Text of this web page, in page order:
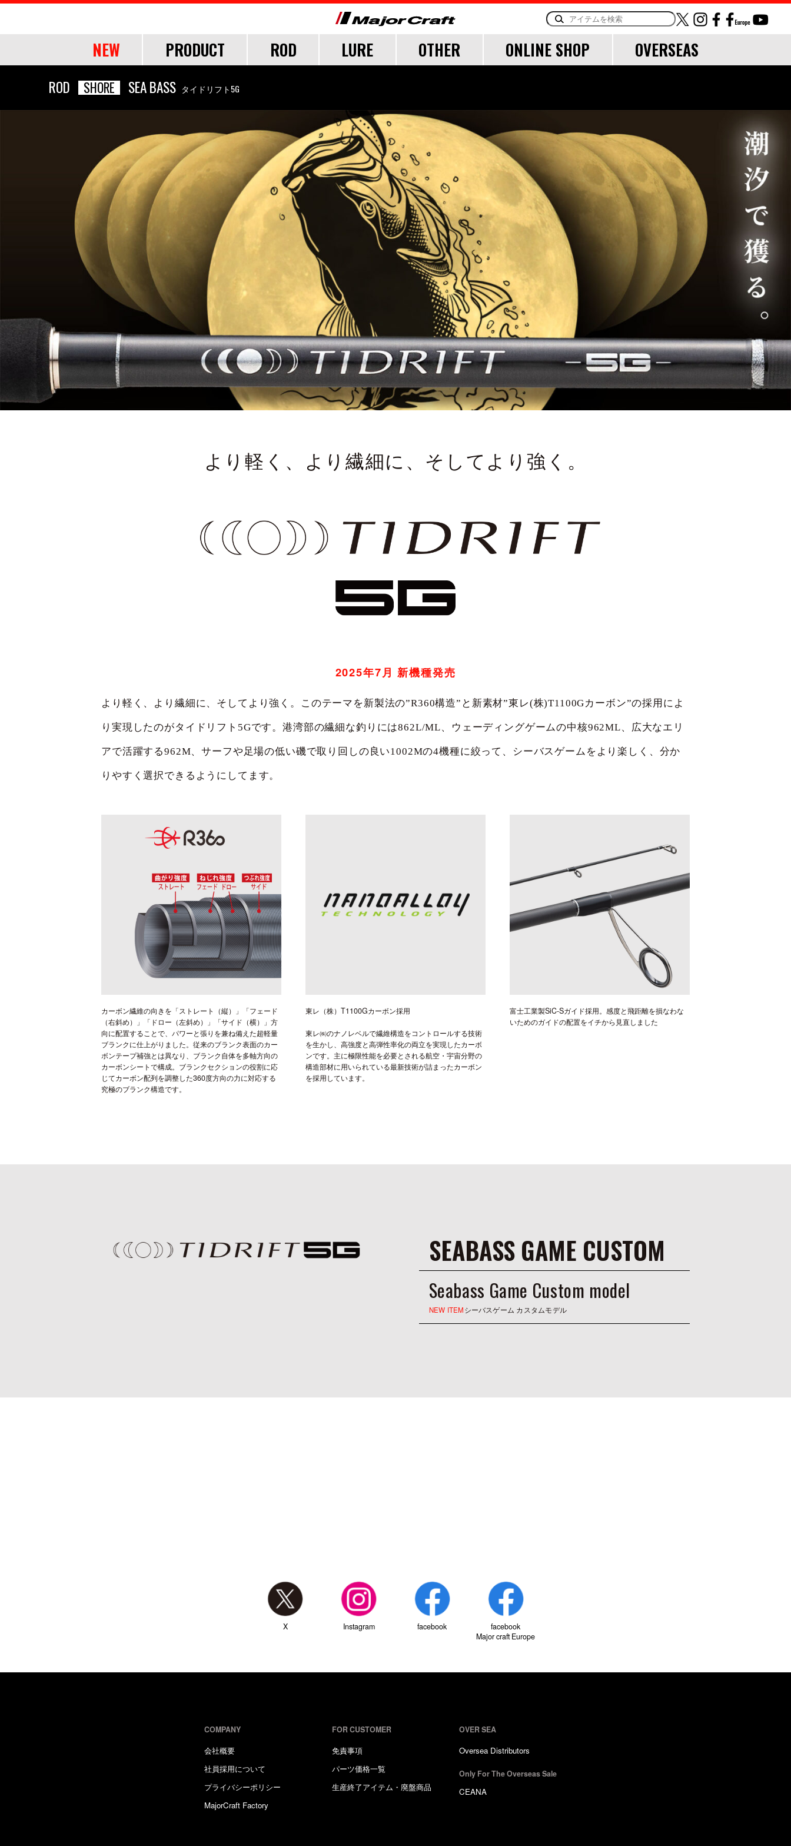
NEW PRODUCT
ショアジギング
ロックフィッシュ
パックロッド
OFFSHORE
ジギング
キャスティング
ティップラン
イカメタル・オモリグ
バチコンアジング
タイラバ・ひとつテンヤ
カワハギ
FRESH WATER
ネイティブトラウト
エリアトラウト
アユイング
LURE
SALT
ジグパラ
メタルジグ
ブレードジグ
ライトゲーム
ロックフィッシュ
イカメタル・オモリグ
バチコンアジング
タイラバ・ひとつテンヤ
プラグ
シーバス・サーフ
タチウオ
クロダイ
ラバージグ
LURE ITEMS
フック・ブレード
仕掛け・サビキ
ジグヘッド
FRESH WATER
OTHER
LINE・LEADER
道糸
リーダー
TOOL
ランディングツール
バッグ・ケース
ライフジャケット
アクセサリー
APPAREL
帽子
グローブ
ROD
ショアジギング
ロックフィッシュ
パックロッド
OFFSHORE
ジギング
キャスティング
ティップラン
イカメタル・オモリグ
バチコンアジング
タイラバ・ひとつテンヤ
カワハギ
FRESH WATER
ネイティブトラウト
エリアトラウト
アユイング
GRADE
LURE
メタルジグ
ブレードジグ
ライトゲーム
ロックフィッシュ
イカメタル・オモリグ
バチコンアジング
タイラバ・ひとつテンヤ
プラグ
シーバス・サーフ
タチウオ
クロダイ
ラバージグ
LURE ITEMS
フック・ブレード
仕掛け・サビキ
ジグヘッド
FRESH WATER
トラウト
OTHER
LINE・LEADER TOOL
ランディングツール
バッグ・ケース
ライフジャケット
アクセサリー
APPAREL
グローブ
ONLINE SHOP OVERSEAS
CEANA
OFFICIAL FAN CLUBCUSTOMERCATALOGUEMAJOR CRAFT FACTORY
ROD SHORE SEA BASS タイドリフト5G
より軽く、より繊細に、そしてより強く。
2025年7月 新機種発売
より軽く、より繊細に、そしてより強く。このテーマを新製法の”R360構造”と新素材”東レ(株)T1100Gカーボン”の採用によ
り実現したのがタイドリフト5Gです。港湾部の繊細な釣りには862L/ML、ウェーディングゲームの中核962ML、広大なエリ
アで活躍する962M、サーフや足場の低い磯で取り回しの良い1002Mの4機種に絞って、シーバスゲームをより楽しく、分か
りやすく選択できるようにしてます。
カーボン繊維の向きを「ストレート（縦）」「フェード
（右斜め）」「ドロー（左斜め）」「サイド（横）」方
向に配置することで、パワーと張りを兼ね備えた超軽量
ブランクに仕上がりました。従来のブランク表面のカー
ボンテープ補強とは異なり、ブランク自体を多軸方向の
カーボンシートで構成。ブランクセクションの役割に応
じてカーボン配列を調整した360度方向の力に対応する
究極のブランク構造です。
東レ（株）T1100Gカーボン採用
東レ㈱のナノレベルで繊維構造をコントロールする技術
を生かし、高強度と高弾性率化の両立を実現したカーボ
ンです。主に極限性能を必要とされる航空・宇宙分野の
構造部材に用いられている最新技術が詰まったカーボン
を採用しています。
富士工業製SiC-Sガイド採用。感度と飛距離を損なわな
いためのガイドの配置をイチから見直しました
SEABASS GAME CUSTOM
Seabass Game Custom model
NEW ITEMシーバスゲーム カスタムモデル
X Instagram facebook
facebook
Major craft Europe
COMPANY
会社概要
社員採用について
プライバシーポリシー
MajorCraft Factory
FOR CUSTOMER
免責事項
パーツ価格一覧
生産終了アイテム・廃盤商品
OVER SEA
Oversea Distributors
Only For The Overseas Sale
CEANA